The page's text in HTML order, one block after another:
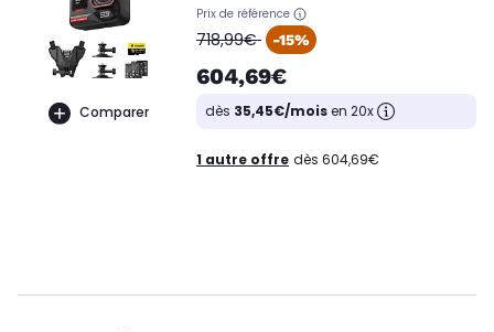
Comparer
Prix de référence
oldPrice
718,99€ -15%
604,69€
dès 35,45€/moisen 20x
1 autre offre dès 604,69€